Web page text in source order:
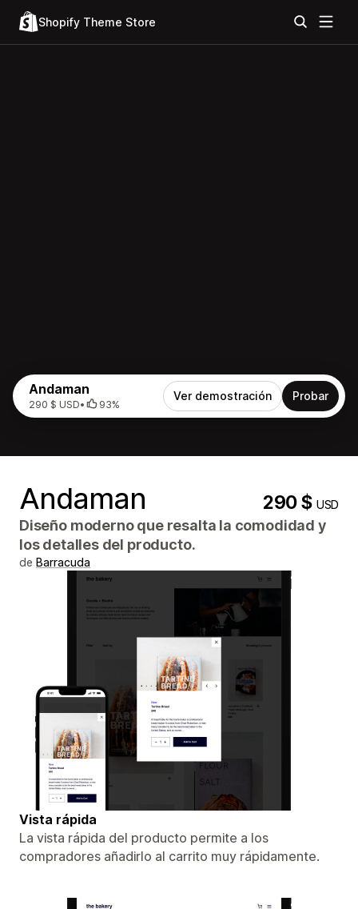
Shopify Theme Store
Andaman
290 $ USD• 93%
Ver demostración Probar
Andaman 290 $USD
Diseño moderno que resalta la comodidad y
los detalles del producto.
de Barracuda
Vista rápida
La vista rápida del producto permite a los
compradores añadirlo al carrito muy rápidamente.